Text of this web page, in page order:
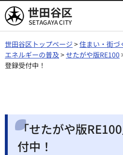
世田谷区
世田谷区トップページ >住まい・街づ
エネルギーの普及 >せたがや版RE100
登録受付中！
「せたがや版
付中！